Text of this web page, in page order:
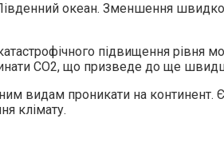
океан. Зменшення
підвищення рівня
CO2, що призведе до ще
видам проникати на континент.
клімату.